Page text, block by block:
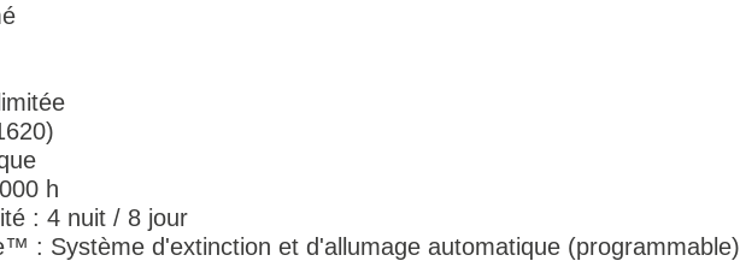
h
: 4 nuit / 8 jour
: Système d'extinction et d'allumage automatique (programmable)